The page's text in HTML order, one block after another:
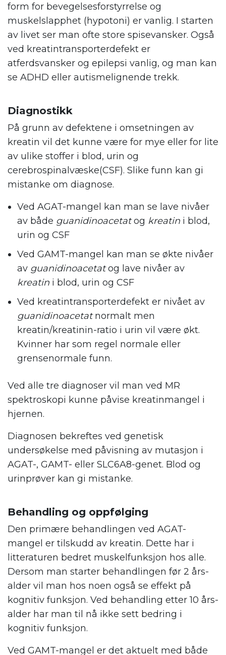
form for bevegelsesforstyrrelse og
muskelslapphet (hypotoni) er vanlig. I starten
av livet ser man ofte store spisevansker. Også
ved kreatintransporterdefekt er
atferdsvansker og epilepsi vanlig, og man kan
se ADHD eller autismelignende trekk.
Diagnostikk
På grunn av defektene i omsetningen av
kreatin vil det kunne være for mye eller for lite
av ulike stoffer i blod, urin og
cerebrospinalvæske(CSF). Slike funn kan gi
mistanke om diagnose.
Ved AGAT-mangel kan man se lave nivåer
av både guanidinoacetatog kreatin i blod,
urin og CSF
Ved GAMT-mangel kan man se økte nivåer
av guanidinoacetatog lave nivåer av
kreatin i blod, urin og CSF
Ved kreatintransporterdefekt er nivået av
guanidinoacetatnormalt men
kreatin/kreatinin-ratio i urin vil være økt.
Kvinner har som regel normale eller
grensenormale funn.
Ved alle tre diagnoser vil man ved MR
spektroskopi kunne påvise kreatinmangel i
hjernen.
Diagnosen bekreftes ved genetisk
undersøkelse med påvisning av mutasjon i
AGAT-, GAMT- eller SLC6A8-genet. Blod og
urinprøver kan gi mistanke.
Behandling og oppfølging
Den primære behandlingen ved AGAT-
mangel er tilskudd av kreatin. Dette har i
litteraturen bedret muskelfunksjon hos alle.
Dersom man starter behandlingen før 2 års-
alder vil man hos noen også se effekt på
kognitiv funksjon. Ved behandling etter 10 års-
alder har man til nå ikke sett bedring i
kognitiv funksjon.
Ved GAMT-mangel er det aktuelt med både